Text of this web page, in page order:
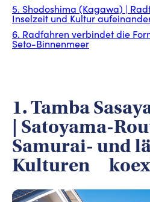
5. Shodoshima (Kagawa) |
Inselzeit und Kultur
6. Radfahren verbindet die
Seto-Binnenmeer
1. Tamba
| Satoyama-
Samurai- und
Kulturen